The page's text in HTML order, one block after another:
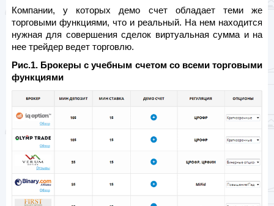
Компании, у которых демо счет обладает теми же
торговыми функциями, что и реальный. На нем находится
нужная для совершения сделок виртуальная сумма и на
нее трейдер ведет торговлю.
Рис.1. Брокеры с учебным счетом со всеми торговыми
функциями